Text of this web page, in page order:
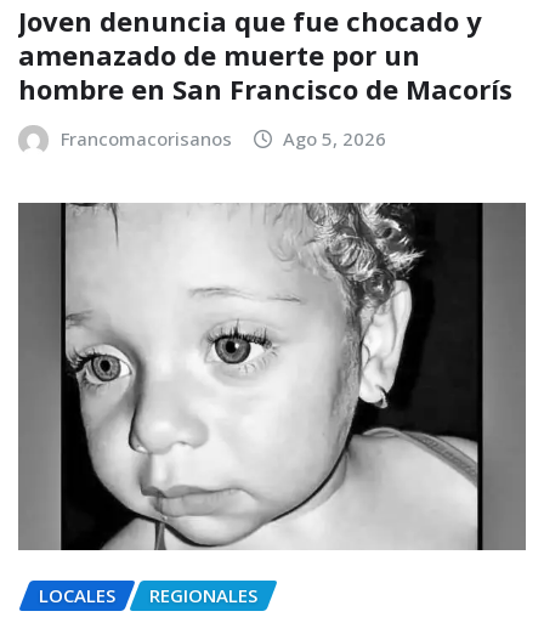
Joven denuncia que fue chocado y
amenazado de muerte por un
hombre en San Francisco de Macorís
Francomacorisanos Ago 5, 2026
LOCALES REGIONALES